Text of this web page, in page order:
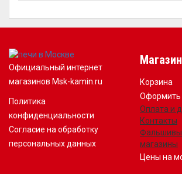
Официальный интернет
магазинов Msk-kamin.ru
Политика
конфиденциальности
Согласие на обработку
персональных данных
Магазин
Корзина
Оформить
Оплата и
Контакты
магазины
Цены на